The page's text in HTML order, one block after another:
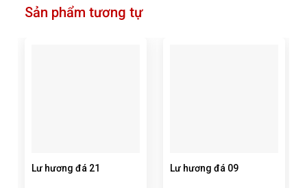
Sản phẩm tương tự
Lư hương đá 21 Lư hương đá 09